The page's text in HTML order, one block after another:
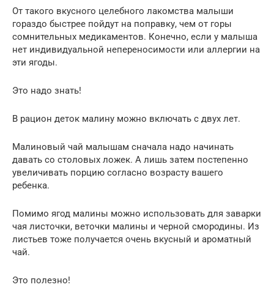
От такого вкусного целебного лакомства малыши
гораздо быстрее пойдут на поправку, чем от горы
сомнительных медикаментов. Конечно, если у малыша
нет индивидуальной непереносимости или аллергии на
эти ягоды.
Это надо знать!
В рацион деток малину можно включать с двух лет.
Малиновый чай малышам сначала надо начинать
давать со столовых ложек. А лишь затем постепенно
увеличивать порцию согласно возрасту вашего
ребенка.
Помимо ягод малины можно использовать для заварки
чая листочки, веточки малины и черной смородины. Из
листьев тоже получается очень вкусный и ароматный
чай.
Это полезно!